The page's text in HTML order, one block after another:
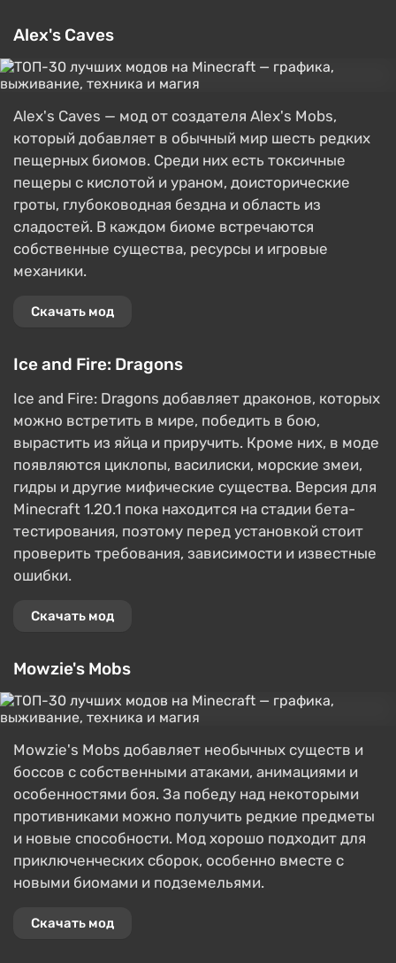
Alex's Caves
Alex's Caves — мод от создателя Alex's Mobs,
который добавляет в обычный мир шесть редких
пещерных биомов. Среди них есть токсичные
пещеры с кислотой и ураном, доисторические
гроты, глубоководная бездна и область из
сладостей. В каждом биоме встречаются
собственные существа, ресурсы и игровые
механики.
Скачать мод
Ice and Fire: Dragons
Ice and Fire: Dragons добавляет драконов, которых
можно встретить в мире, победить в бою,
вырастить из яйца и приручить. Кроме них, в моде
появляются циклопы, василиски, морские змеи,
гидры и другие мифические существа. Версия для
Minecraft 1.20.1 пока находится на стадии бета-
тестирования, поэтому перед установкой стоит
проверить требования, зависимости и известные
ошибки.
Скачать мод
Mowzie's Mobs
Mowzie's Mobs добавляет необычных существ и
боссов с собственными атаками, анимациями и
особенностями боя. За победу над некоторыми
противниками можно получить редкие предметы
и новые способности. Мод хорошо подходит для
приключенческих сборок, особенно вместе с
новыми биомами и подземельями.
Скачать мод